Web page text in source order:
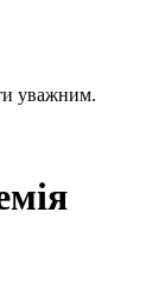
уважним.